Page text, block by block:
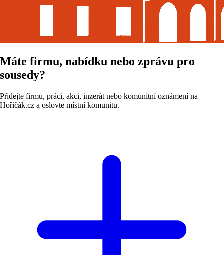
Máte firmu, nabídku nebo zprávu pro
sousedy?
Přidejte firmu, práci, akci, inzerát nebo komunitní oznámení na
Hořičák.cz a oslovte místní komunitu.